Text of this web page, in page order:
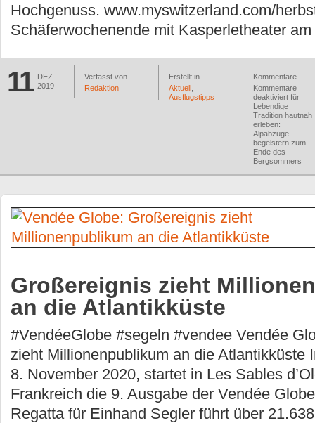
Hochgenuss. www.myswitzerland.com/
Schäferwochenende mit Kasperletheater
11
DEZ
2019
Verfasst von
Redaktion
Erstellt in
Aktuell
Ausflugstipps
Kommentare
Kommentare
deaktiviert für
Lebendige
Tradition hautnah
erleben:
Alpabzüge
begeistern zum
Ende des
Bergsommers
Großereignis zieht
an die Atlantikküste
#VendéeGlobe #segeln #vendee Vendée
zieht Millionenpublikum an die Atlantikküste
8. November 2020, startet in Les Sables
Frankreich die 9. Ausgabe der Vendée
Regatta für Einhand Segler führt über